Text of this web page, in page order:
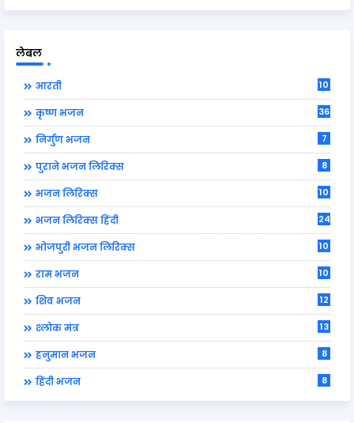
लेबल
आरती 10
कृष्ण भजन 36
निर्गुण भजन 7
पुराने भजन लिरिक्स 8
भजन लिरिक्स 10
भजन लिरिक्स हिंदी 24
भोजपुरी भजन लिरिक्स 10
राम भजन 10
शिव भजन 12
श्लोक मंत्र 13
हनुमान भजन 8
हिंदी भजन 8